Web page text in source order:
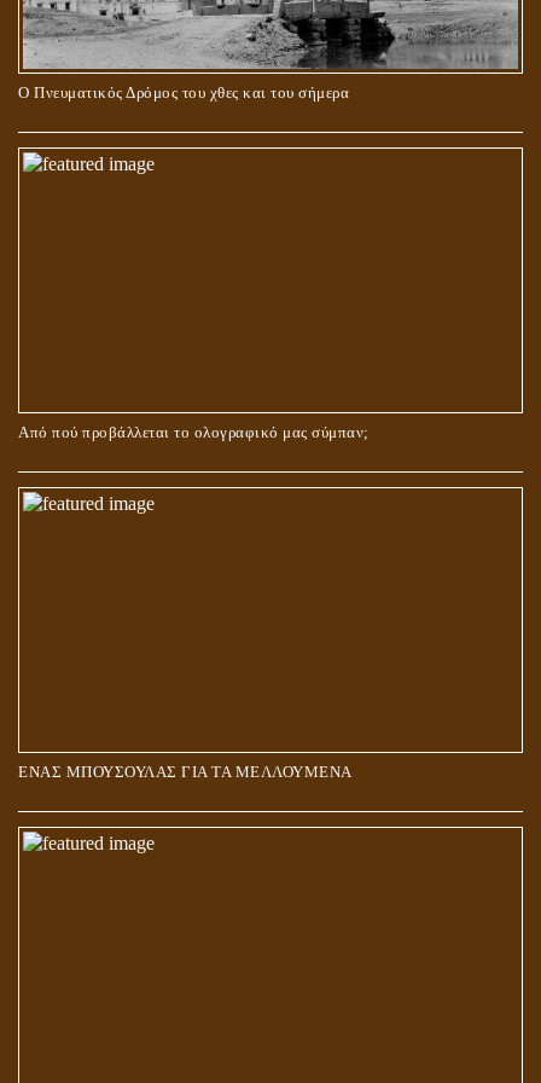
Ο Πνευματικός Δρόμος του χθες και του σήμερα
Από πού προβάλλεται το ολογραφικό μας σύμπαν;
ΕΝΑΣ ΜΠΟΥΣΟΥΛΑΣ ΓΙΑ ΤΑ ΜΕΛΛΟΥΜΕΝΑ
ΚΑΙ ΜΕ ΕΝΑΡΕΤΗ ΖΩΗ;
ΑΓΑΠΗ: ΚΑΤΑΣΤΑΣΗ Ή ΣΥΝΑΙΣΘΗΜΑ?
Η ΕΠΑΦΗ ΜΕ ΤΟ ΠΝΕΥΜΑ